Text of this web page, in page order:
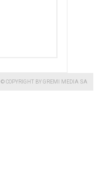
© COPYRIGHT BY GREMI MEDIA SA